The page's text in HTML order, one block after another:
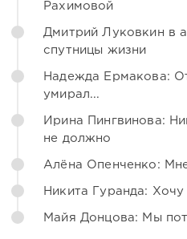
Рахимовой
Дмитрий Луковкин в
спутницы жизни
Надежда Ермакова:
умирал...
Ирина Пингвинова:
не должно
Алёна Опенченко:
Никита Гуранда:
Майя Донцова: Мы